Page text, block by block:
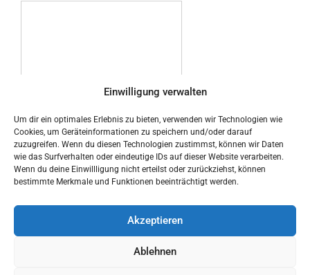
Einwilligung verwalten
Um dir ein optimales Erlebnis zu bieten, verwenden wir Technologien wie
Cookies, um Geräteinformationen zu speichern und/oder darauf
zuzugreifen. Wenn du diesen Technologien zustimmst, können wir Daten
wie das Surfverhalten oder eindeutige IDs auf dieser Website verarbeiten.
Wenn du deine Einwillligung nicht erteilst oder zurückziehst, können
bestimmte Merkmale und Funktionen beeinträchtigt werden.
Akzeptieren
Ablehnen
Ich habe die
Datenschutzerklärung zur
Kenntnis genommen